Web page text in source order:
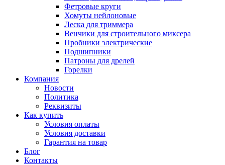
Фетровые круги
Хомуты нейлоновые
Леска для триммера
Венчики для строительного миксера
Пробники электрические
Подшипники
Патроны для дрелей
Горелки
Компания
Новости
Политика
Реквизиты
Как купить
Условия оплаты
Условия доставки
Гарантия на товар
Блог
Контакты